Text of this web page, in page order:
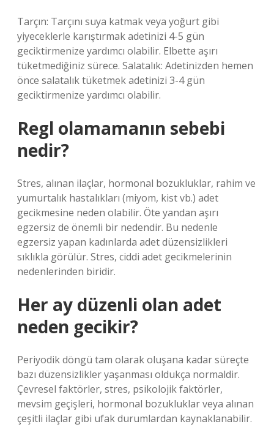
Tarçın: Tarçını suya katmak veya yoğurt gibi
yiyeceklerle karıştırmak adetinizi 4-5 gün
geciktirmenize yardımcı olabilir. Elbette aşırı
tüketmediğiniz sürece. Salatalık: Adetinizden hemen
önce salatalık tüketmek adetinizi 3-4 gün
geciktirmenize yardımcı olabilir.
Regl olamamanın sebebi
nedir?
Stres, alınan ilaçlar, hormonal bozukluklar, rahim ve
yumurtalık hastalıkları (miyom, kist vb.) adet
gecikmesine neden olabilir. Öte yandan aşırı
egzersiz de önemli bir nedendir. Bu nedenle
egzersiz yapan kadınlarda adet düzensizlikleri
sıklıkla görülür. Stres, ciddi adet gecikmelerinin
nedenlerinden biridir.
Her ay düzenli olan adet
neden gecikir?
Periyodik döngü tam olarak oluşana kadar süreçte
bazı düzensizlikler yaşanması oldukça normaldir.
Çevresel faktörler, stres, psikolojik faktörler,
mevsim geçişleri, hormonal bozukluklar veya alınan
çeşitli ilaçlar gibi ufak durumlardan kaynaklanabilir.